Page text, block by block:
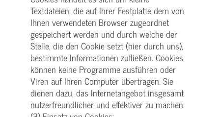
Textdateien, die auf Ihrer Festplatte dem von
Ihnen verwendeten Browser zugeordnet
gespeichert werden und durch welche der
Stelle, die den Cookie setzt (hier durch uns),
bestimmte Informationen zufließen. Cookies
können keine Programme ausführen oder
Viren auf Ihren Computer übertragen. Sie
dienen dazu, das Internetangebot insgesamt
nutzerfreundlicher und effektiver zu machen.